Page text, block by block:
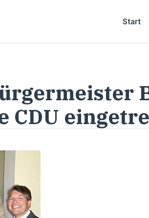
Start
CDU